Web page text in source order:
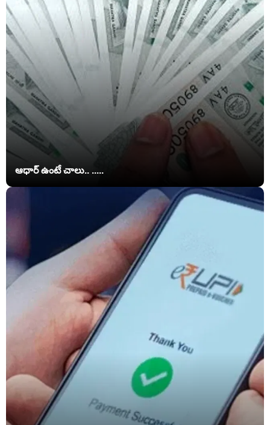
ఆధార్ ఉంటే చాలు.. .....